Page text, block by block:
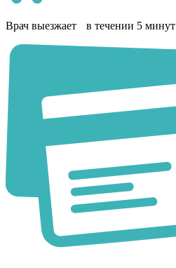
Врач выезжает в течении 5 минут